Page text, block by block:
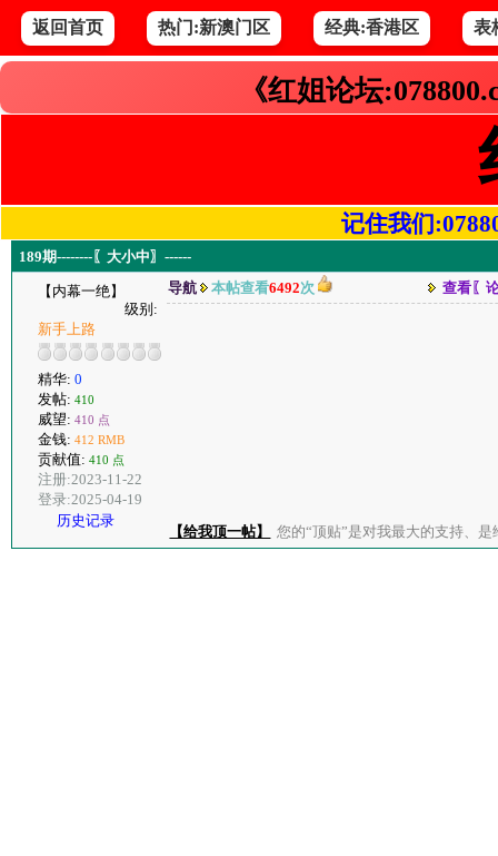
返回首页 热门:新澳门区 经典:香港区 表
《红姐论坛
记住我们
189期--------〖大小中〗------
【内幕一绝】
级别:
新手上路
精华: 0
发帖: 410
威望: 410 点
金钱: 412 RMB
贡献值: 410 点
注册:2023-11-22
登录:2025-04-19
历史记录
导航 本帖查看6492次 查看〖
【给我顶一帖】 您的“顶贴”是对我最大的支持、